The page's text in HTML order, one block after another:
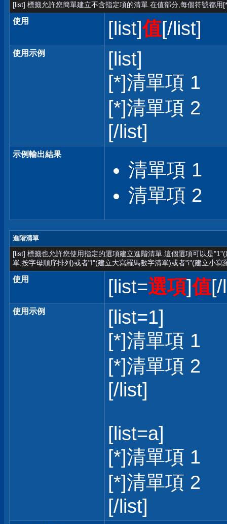
[list] 標籤允許您簡單建立不含指定項的清單.在值部分,每個符號都用
使用 [list]值[/list]
使用示例
[list]
[*]清單項 1
[*]清單項 2
[/list]
示例輸出結果
清單項 1
清單項 2
進階清單
[list] 標籤也允許您使用指定的選項建立進階清單.這個選項可以是
單,按字母順序排列)或者"I"(建立大寫羅馬數字清單)或者"i"(建立小寫
使用 [list=選項]值
使用示例
[list=1]
[*]清單項 1
[*]清單項 2
[/list]
[list=a]
[*]清單項 1
[*]清單項 2
[/list]